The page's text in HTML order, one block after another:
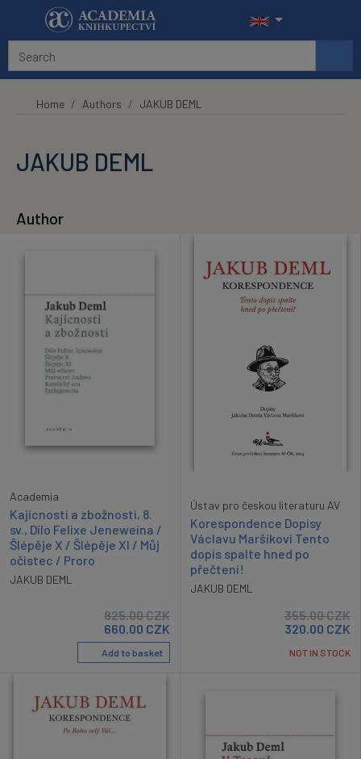
Skip to main content
Home Authors JAKUB DEML
JAKUB DEML
Author
Academia
Kajícnosti a zbožnosti, 8.
sv., Dílo Felixe Jeneweina /
Šlépěje X / Šlépěje XI / Můj
očistec / Proro
JAKUB DEML
825.00CZK
660.00 CZK
Add to basket
Ústav pro českou literaturu AV
Korespondence Dopisy
Václavu Maršíkovi Tento
dopis spalte hned po
přečtení!
JAKUB DEML
355.00CZK
320.00 CZK
NOT IN STOCK